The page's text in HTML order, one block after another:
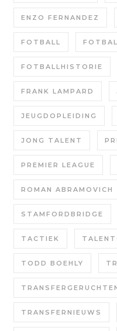
ENZO FERNANDEZ
FOTBALL
FOTBALLHISTORIE
FRANK LAMPARD
JEUGDOPLEIDING
JONG TALENT
PREMIER LEAGUE
ROMAN ABRAMOVICH
STAMFORDBRIDGE
TACTIEK
TODD BOEHLY
TRANSFERNIEUWS